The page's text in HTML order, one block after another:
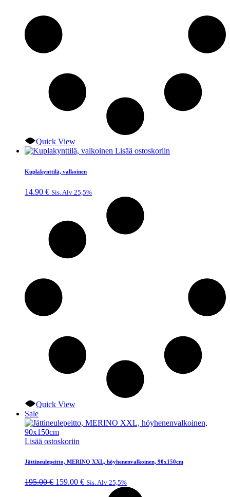
Quick View
Lisää ostoskoriin
Kuplakynttilä, valkoinen
14.90 € Sis. Alv 25,5%
Quick View
Sale
Lisää ostoskoriin
Jättineulepeitto, MERINO XXL, höyhenenvalkoinen, 90x150cm
195.00€ Alkuperäinen
159.00 €Nykyinen
Sis. Alv 25,5%